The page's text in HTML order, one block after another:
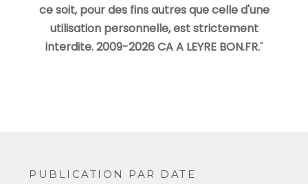
ce soit, pour des fins autres que celle d'une
utilisation personnelle, est strictement
interdite. 2009-2026 CA A LEYRE BON.FR."
PUBLICATION PAR DATE